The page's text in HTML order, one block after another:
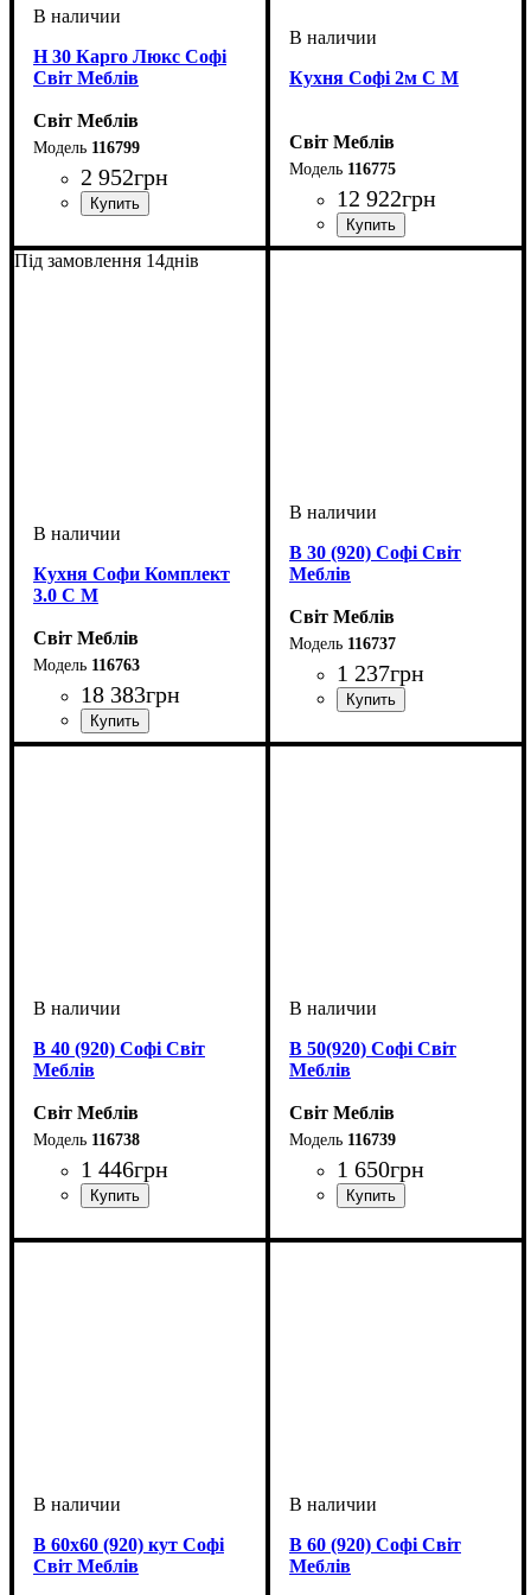
Н 30 Карго Люкс Софі
Світ Меблів
Світ Меблів
116799
2 952грн
Кухня Софі 2м С М
Світ Меблів
116775
12 922грн
ширина, мм: 2000
высота, мм: н 820 в920
глубина, мм: 600
Під замовлення 14днів
Кухня Софи Комплект
3.0 С М
Світ Меблів
116763
18 383грн
ширина, мм: 3000
высота, мм: н820-в920
глубина, мм: 600
В 30 (920) Софі Світ
Меблів
Світ Меблів
116737
1 237грн
В 40 (920) Софі Світ
Меблів
Світ Меблів
116738
1 446грн
В 50(920) Софі Світ
Меблів
Світ Меблів
116739
1 650грн
В 60х60 (920) кут Софі
Світ Меблів
В 60 (920) Софі Світ
Меблів